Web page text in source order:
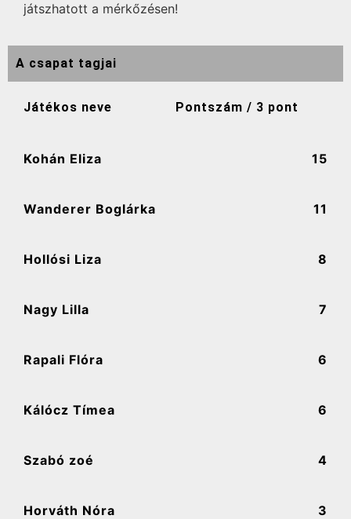
játszhatott a mérkőzésen!
A csapat tagjai
Játékos neve Pontszám / 3 pont
Kohán Eliza 15
Wanderer Boglárka 11
Hollósi Liza 8
Nagy Lilla 7
Rapali Flóra 6
Kálócz Tímea 6
Szabó zoé 4
Horváth Nóra 3